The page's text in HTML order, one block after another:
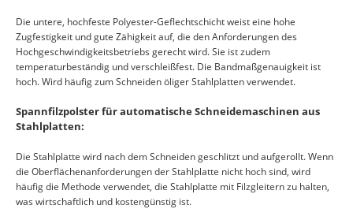
Die untere, hochfeste Polyester-Geflechtschicht weist eine hohe
Zugfestigkeit und gute Zähigkeit auf, die den Anforderungen des
Hochgeschwindigkeitsbetriebs gerecht wird. Sie ist zudem
temperaturbeständig und verschleißfest. Die Bandmaßgenauigkeit ist
hoch. Wird häufig zum Schneiden öliger Stahlplatten verwendet.
Spannfilzpolster für automatische Schneidemaschinen aus
Stahlplatten:
Die Stahlplatte wird nach dem Schneiden geschlitzt und aufgerollt. Wenn
die Oberflächenanforderungen der Stahlplatte nicht hoch sind, wird
häufig die Methode verwendet, die Stahlplatte mit Filzgleitern zu halten,
was wirtschaftlich und kostengünstig ist.